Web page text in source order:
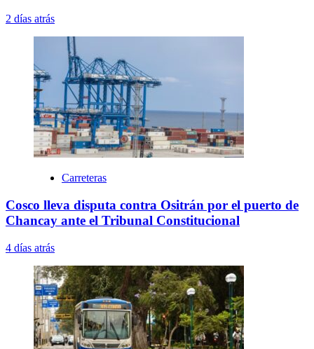
2 días atrás
Carreteras
Cosco lleva disputa contra Ositrán por el puerto de
Chancay ante el Tribunal Constitucional
4 días atrás